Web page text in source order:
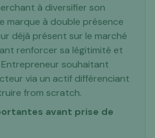
à diversifier son
marque à double présence
déjà présent sur le marché
renforcer sa légitimité et
souhaitant
via un actif différenciant
from scratch.
avant prise de